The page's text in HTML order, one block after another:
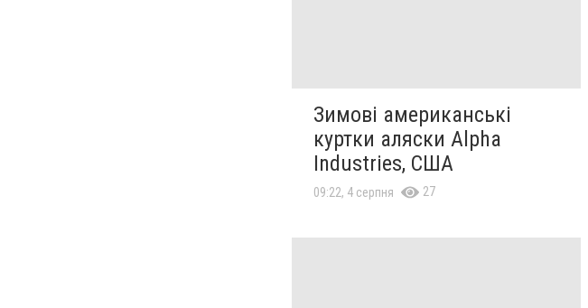
Зимові американські
куртки аляски Alpha
Industries, США
09:22, 4 серпня 27